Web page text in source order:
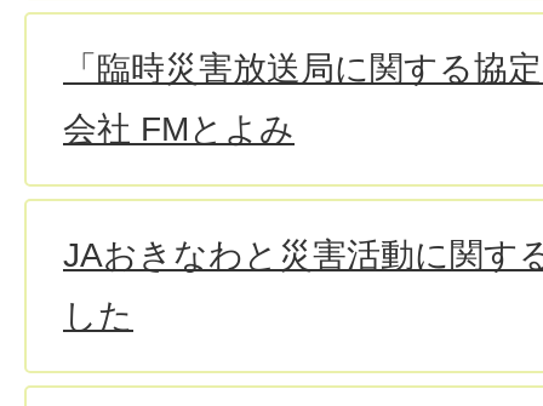
「臨時災害放送局に関する協
会社 FMとよみ
JAおきなわと災害活動に関す
した